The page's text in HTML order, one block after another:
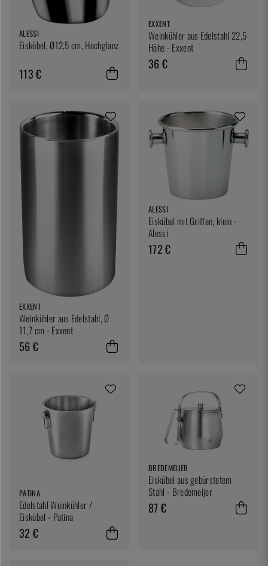
ALESSI
Eiskübel, Ø12,5 cm, Hochglanz
113 €
EXXENT
Weinkühler aus Edelstahl 22,5
Höhe - Exxent
36 €
EXXENT
Weinkühler aus Edelstahl, Ø
11,7 cm - Exxent
56 €
ALESSI
Eiskübel mit Griffen, klein -
Alessi
172 €
PATINA
Edelstahl Weinkühler /
Eiskübel - Patina
32 €
BREDEMEIJER
Eiskübel aus gebürstetem
Stahl - Bredemeijer
87 €